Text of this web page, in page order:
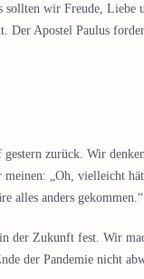
sollten wir Freude,
Der Apostel Paulus
zurück. Wir
„Oh, vielleicht
alles anders
der Zukunft fest. Wir
der Pandemie nicht